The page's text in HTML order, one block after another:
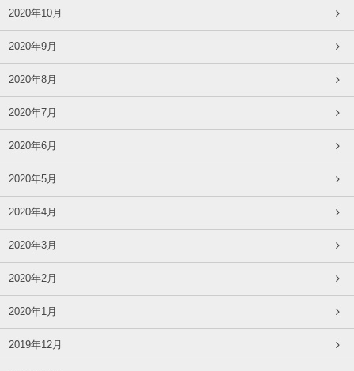
2020年10月
2020年9月
2020年8月
2020年7月
2020年6月
2020年5月
2020年4月
2020年3月
2020年2月
2020年1月
2019年12月